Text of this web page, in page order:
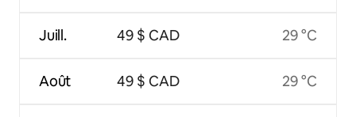
Juill.
Août
49 $ CAD
49 $ CAD
29 °C
29 °C